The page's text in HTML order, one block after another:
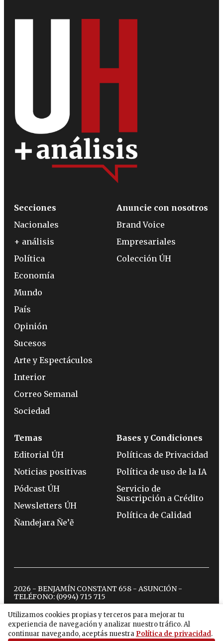
Utilizamos cookies propias y terceros para mejorar tu
experiencia de navegación y analizar nuestro tráfico. Al
continuar navegando, aceptás nuestra Política de privacidad.
Secciones
Nacionales
+ análisis
Política
Economía
Mundo
País
Opinión
Sucesos
Arte y Espectáculos
Interior
Correo Semanal
Sociedad
Anuncie con nosotros
Brand Voice
Empresariales
Colección ÚH
Temas
Editorial ÚH
Noticias positivas
Pódcast ÚH
Newsletters ÚH
Ñandejara Ñe’ẽ
Bases y Condiciones
Políticas de Privacidad
Política de uso de la IA
Servicio de
Suscripción a Crédito
Política de Calidad
2026 - BENJAMÍN CONSTANT 658 - ASUNCIÓN -
TELÉFONO: (0994) 715 715
twitterinstagram
facebook
tiktokyoutubespotify